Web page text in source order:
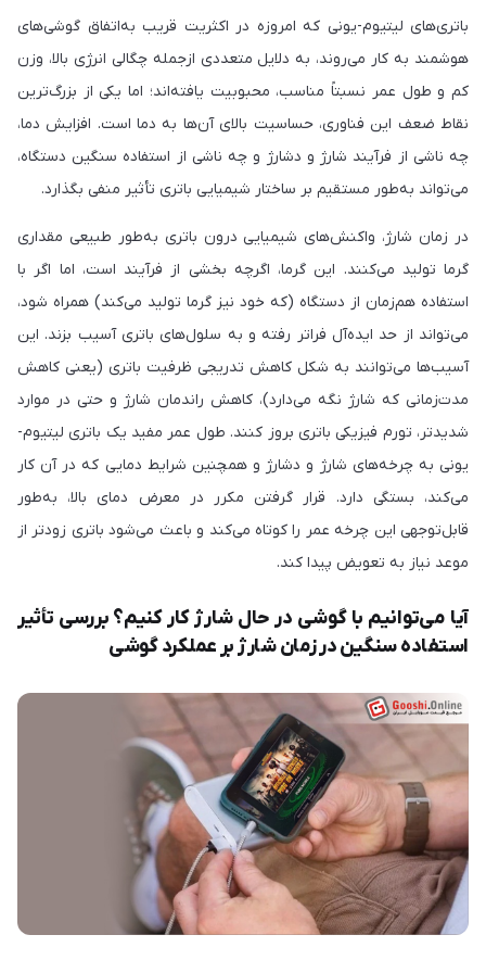
باتری‌های لیتیوم-یونی که امروزه در اکثریت قریب به‌اتفاق گوشی‌های
هوشمند به کار می‌روند، به دلایل متعددی ازجمله چگالی انرژی بالا، وزن
کم و طول عمر نسبتاً مناسب، محبوبیت یافته‌اند؛ اما یکی از بزرگ‌ترین
نقاط ضعف این فناوری، حساسیت بالای آن‌ها به دما است. افزایش دما،
چه ناشی از فرآیند شارژ و دشارژ و چه ناشی از استفاده سنگین دستگاه،
می‌تواند به‌طور مستقیم بر ساختار شیمیایی باتری تأثیر منفی بگذارد.
در زمان شارژ، واکنش‌های شیمیایی درون باتری به‌طور طبیعی مقداری
گرما تولید می‌کنند. این گرما، اگرچه بخشی از فرآیند است، اما اگر با
استفاده هم‌زمان از دستگاه (که خود نیز گرما تولید می‌کند) همراه شود،
می‌تواند از حد ایده‌آل فراتر رفته و به سلول‌های باتری آسیب بزند. این
آسیب‌ها می‌توانند به شکل کاهش تدریجی ظرفیت باتری (یعنی کاهش
مدت‌زمانی که شارژ نگه می‌دارد)، کاهش راندمان شارژ و حتی در موارد
شدیدتر، تورم فیزیکی باتری بروز کنند. طول عمر مفید یک باتری لیتیوم-
یونی به چرخه‌های شارژ و دشارژ و همچنین شرایط دمایی که در آن کار
می‌کند، بستگی دارد. قرار گرفتن مکرر در معرض دمای بالا، به‌طور
قابل‌توجهی این چرخه عمر را کوتاه می‌کند و باعث می‌شود باتری زودتر از
موعد نیاز به تعویض پیدا کند.
آیا می‌توانیم با گوشی در حال شارژ کار کنیم؟ بررسی تأثیر
استفاده سنگین در زمان شارژ بر عملکرد گوشی